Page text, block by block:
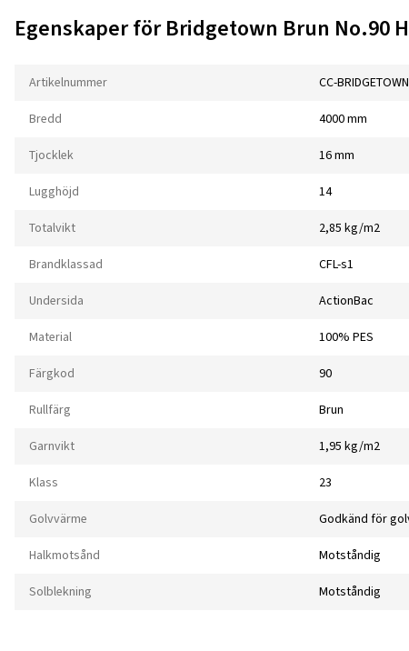
Egenskaper för Bridgetown Brun No.90
Artikelnummer CC-
Bredd 4000 mm
Tjocklek 16 mm
Lugghöjd 14
Totalvikt 2,85 kg/m2
Brandklassad CFL-s1
Undersida ActionBac
Material 100% PES
Färgkod 90
Rullfärg Brun
Garnvikt 1,95 kg/m2
Klass 23
Golvvärme Godkänd för
Halkmotsånd Motståndig
Solblekning Motståndig